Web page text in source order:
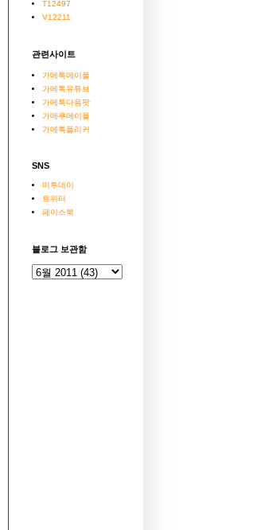
T12497
V12211
관련사이트
가메톡메이플
가메톡유튜브
가메톡다음팟
가메쿠메이플
가메톡플리커
SNS
미투데이
트위터
페이스북
블로그 보관함